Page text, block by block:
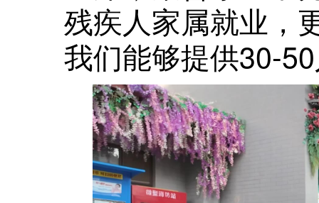
残疾人家属就业，
我们能够提供30-